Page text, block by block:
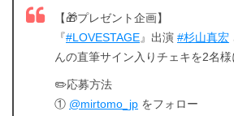
【🎁プレゼント企画】
『#LOVESTAGE』出演 #杉山真宏
んの直筆サイン入りチェキを2名
✏️応募方法
① @mirtomo_jp をフォロー